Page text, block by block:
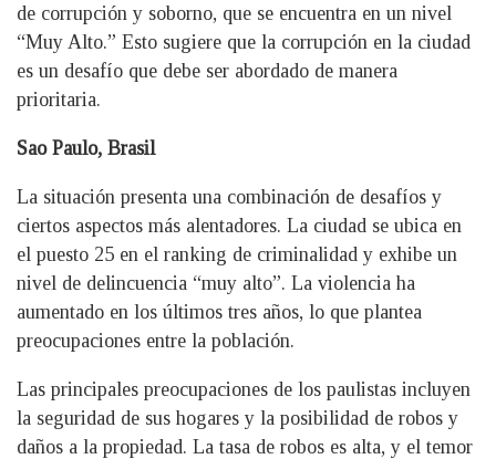
de corrupción y soborno, que se encuentra en un nivel
“Muy Alto.” Esto sugiere que la corrupción en la ciudad
es un desafío que debe ser abordado de manera
prioritaria.
Sao Paulo, Brasil
La situación presenta una combinación de desafíos y
ciertos aspectos más alentadores. La ciudad se ubica en
el puesto 25 en el ranking de criminalidad y exhibe un
nivel de delincuencia “muy alto”. La violencia ha
aumentado en los últimos tres años, lo que plantea
preocupaciones entre la población.
Las principales preocupaciones de los paulistas incluyen
la seguridad de sus hogares y la posibilidad de robos y
daños a la propiedad. La tasa de robos es alta, y el temor